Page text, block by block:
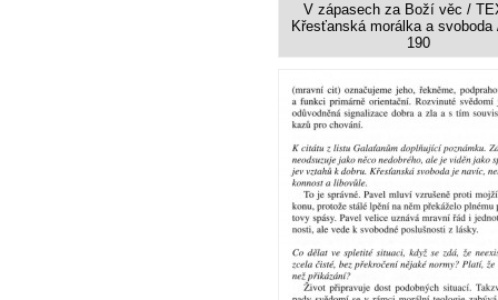
V zápasech za Boží věc /
Křesťanská morálka a svoboda
190